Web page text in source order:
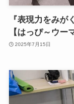
『表現力をみが
【はっぴ～ウー
2025年7月15日